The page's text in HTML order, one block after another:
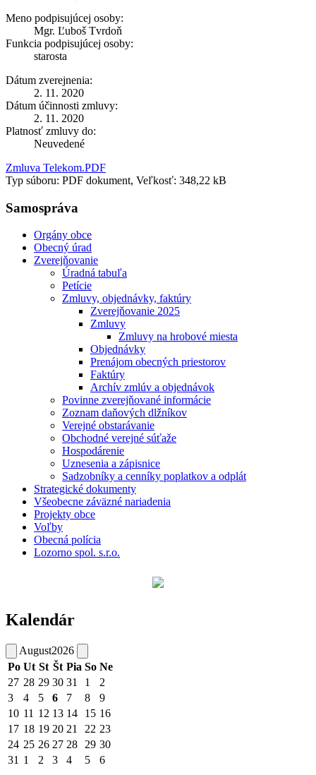
Meno podpisujúcej osoby:
Mgr. Ľuboš Tvrdoň
Funkcia podpisujúcej osoby:
starosta
Dátum zverejnenia:
2. 11. 2020
Dátum účinnosti zmluvy:
2. 11. 2020
Platnosť zmluvy do:
Neuvedené
Zmluva Telekom.PDF
Typ súboru: PDF dokument, Veľkosť: 348,22 kB
Samospráva
Orgány obce
Obecný úrad
Zverejňovanie
Úradná tabuľa
Petície
Zmluvy, objednávky, faktúry
Zverejňovanie 2025
Zmluvy
Zmluvy na hrobové miesta
Objednávky
Prenájom obecných priestorov
Faktúry
Archív zmlúv a objednávok
Povinne zverejňované informácie
Zoznam daňových dlžníkov
Verejné obstarávanie
Obchodné verejné súťaže
Hospodárenie
Uznesenia a zápisnice
Sadzobníky a cenníky poplatkov a odplát
Strategické dokumenty
Všeobecne záväzné nariadenia
Projekty obce
Voľby
Obecná polícia
Lozorno spol. s.r.o.
Kalendár
August2026
Po Ut St Št Pia So Ne
27 28 29 30 31 1
2
3
4 5 6 7 8
9
10 11 12 13 14 15 16
17 18 19 20 21 22 23
24 25 26 27 28 29 30
31 1 2 3 4 5 6